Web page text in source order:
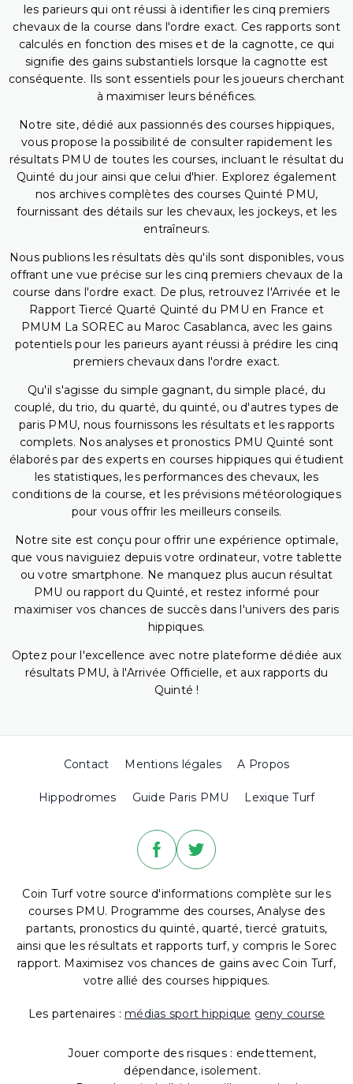
les parieurs qui ont réussi à identifier les cinq premiers
chevaux de la course dans l'ordre exact. Ces rapports sont
calculés en fonction des mises et de la cagnotte, ce qui
signifie des gains substantiels lorsque la cagnotte est
conséquente. Ils sont essentiels pour les joueurs cherchant
à maximiser leurs bénéfices.
Notre site, dédié aux passionnés des courses hippiques,
vous propose la possibilité de consulter rapidement les
résultats PMU de toutes les courses, incluant le résultat du
Quinté du jour ainsi que celui d'hier. Explorez également
nos archives complètes des courses Quinté PMU,
fournissant des détails sur les chevaux, les jockeys, et les
entraîneurs.
Nous publions les résultats dès qu'ils sont disponibles, vous
offrant une vue précise sur les cinq premiers chevaux de la
course dans l'ordre exact. De plus, retrouvez l'Arrivée et le
Rapport Tiercé Quarté Quinté du PMU en France et
PMUM La SOREC au Maroc Casablanca, avec les gains
potentiels pour les parieurs ayant réussi à prédire les cinq
premiers chevaux dans l'ordre exact.
Qu'il s'agisse du simple gagnant, du simple placé, du
couplé, du trio, du quarté, du quinté, ou d'autres types de
paris PMU, nous fournissons les résultats et les rapports
complets. Nos analyses et pronostics PMU Quinté sont
élaborés par des experts en courses hippiques qui étudient
les statistiques, les performances des chevaux, les
conditions de la course, et les prévisions météorologiques
pour vous offrir les meilleurs conseils.
Notre site est conçu pour offrir une expérience optimale,
que vous naviguiez depuis votre ordinateur, votre tablette
ou votre smartphone. Ne manquez plus aucun résultat
PMU ou rapport du Quinté, et restez informé pour
maximiser vos chances de succès dans l'univers des paris
hippiques.
Optez pour l'excellence avec notre plateforme dédiée aux
résultats PMU, à l'Arrivée Officielle, et aux rapports du
Quinté !
Contact Mentions légales A Propos
Hippodromes Guide Paris PMU Lexique Turf
Coin Turf votre source d'informations complète sur les
courses PMU. Programme des courses, Analyse des
partants, pronostics du quinté, quarté, tiercé gratuits,
ainsi que les résultats et rapports turf, y compris le Sorec
rapport. Maximisez vos chances de gains avec Coin Turf,
votre allié des courses hippiques.
Les partenaires : médias sport hippique geny course
Jouer comporte des risques : endettement,
dépendance, isolement.